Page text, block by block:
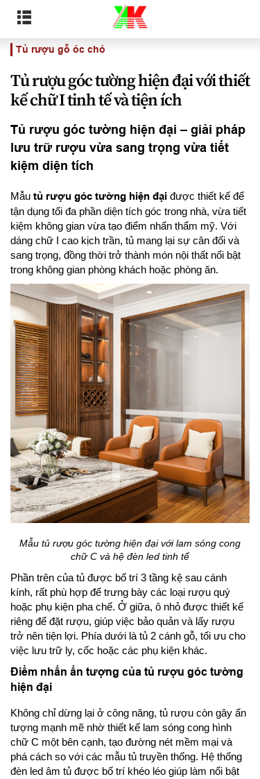
Tủ rượu gỗ óc chó
Tủ rượu góc tường hiện đại với thiết
kế chữ I tinh tế và tiện ích
Tủ rượu góc tường hiện đại – giải pháp
lưu trữ rượu vừa sang trọng vừa tiết
kiệm diện tích
Mẫu tủ rượu góc tường hiện đại được thiết kế để
tận dụng tối đa phần diện tích góc trong nhà, vừa tiết
kiệm không gian vừa tạo điểm nhấn thẩm mỹ. Với
dáng chữ I cao kịch trần, tủ mang lại sự cân đối và
sang trọng, đồng thời trở thành món nội thất nổi bật
trong không gian phòng khách hoặc phòng ăn.
Mẫu tủ rượu góc tường hiện đại với lam sóng cong
chữ C và hệ đèn led tinh tế
Phần trên của tủ được bố trí 3 tầng kệ sau cánh
kính, rất phù hợp để trưng bày các loại rượu quý
hoặc phụ kiện pha chế. Ở giữa, ô nhỏ được thiết kế
riêng để đặt rượu, giúp việc bảo quản và lấy rượu
trở nên tiện lợi. Phía dưới là tủ 2 cánh gỗ, tối ưu cho
việc lưu trữ ly, cốc hoặc các phụ kiện khác.
Điểm nhấn ấn tượng của tủ rượu góc tường
hiện đại
Không chỉ dừng lại ở công năng, tủ rượu còn gây ấn
tượng mạnh mẽ nhờ thiết kế lam sóng cong hình
chữ C một bên cạnh, tạo đường nét mềm mại và
phá cách so với các mẫu tủ truyền thống. Hệ thống
đèn led âm tủ được bố trí khéo léo giúp làm nổi bật